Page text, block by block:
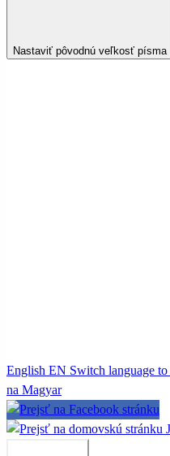
Nastaviť pôvodnú veľkosť písma
English EN Switch language
na Magyar